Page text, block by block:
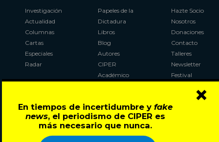
En tiempos de incertidumbre y fake
news, el periodismo de CIPER es
más necesario que nunca.
×
Investigación
Actualidad
Columnas
Cartas
Especiales
Radar
Papeles de la
Dictadura
Libros
Blog
Autores
CIPER
Académico
Al Plebiscito
con CIPER
Hazte Socio
Nosotros
Donaciones
Contacto
Talleres
Newsletter
Festival